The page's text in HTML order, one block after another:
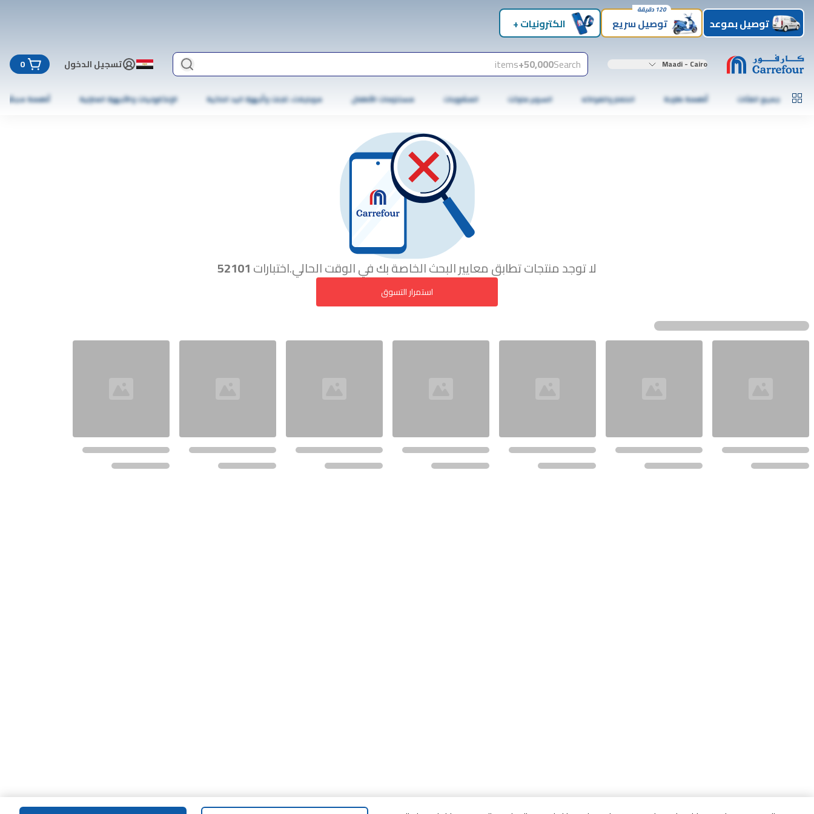
توصيل بموعد توصيل سريع
120 دقيقة
الكترونيات +
Maadi - Cairo
Search
50,000+
items تسجيل الدخول 0
جميع الفئات أطعمة طازجة الخضار والفواكه السوبر ماركت المشروبات مستلزمات الأطفال موبايلات، تابلت وأجهزة اليد الذكية الإلكترونيات والأجهزة المنزلية أطعمة مجمّدة
لا توجد منتجات تطابق معايير البحث الخاصة بك في الوقت الحالي.اختبارات52101
استمرار التسوق